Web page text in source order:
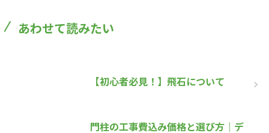
あわせて読みたい
【初心者必見！】飛石について
門柱の工事費込み価格と選び方｜デ